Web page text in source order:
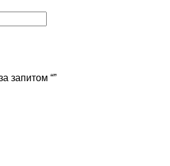
запитом “”